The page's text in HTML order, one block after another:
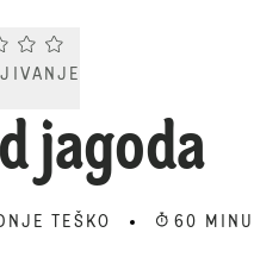
rating 0.0. Click to
jagoda
TEŠKO 60